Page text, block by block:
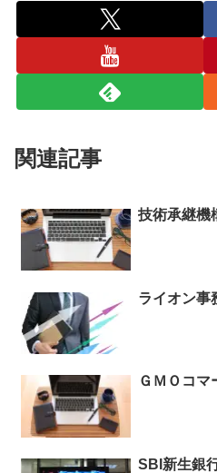
関連記事
技術承継
ライオン事
ＧＭＯコ
SBI新生銀